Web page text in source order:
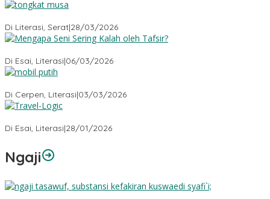
Di Literasi, Serat|28/03/2026
Di Esai, Literasi|06/03/2026
Di Cerpen, Literasi|03/03/2026
Di Esai, Literasi|28/01/2026
Ngaji